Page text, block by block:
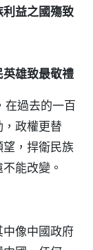
利益之國殤致
英雄致最敬禮
在過去的一百
政權更替
，捍衛民族
能改變。
像中國政府